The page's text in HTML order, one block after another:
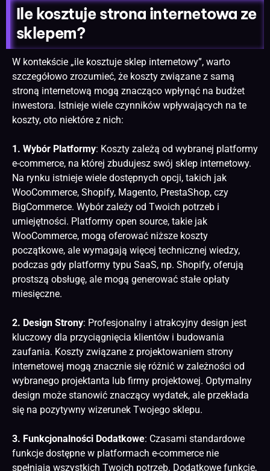
Ile kosztuje strona internetowa ze
sklepem?
W kontekście „ile kosztuje sklep internetowy”, warto
szczegółowo zrozumieć, że koszty związane z samą
stroną internetową mogą znacząco wpłynąć na budżet
inwestora. Istnieje wiele czynników wpływających na te
koszty, oto niektóre z nich:
1. Wybór Platformy: Koszty zależą od wybranej platformy
e-commerce, na której zbudujesz swój sklep internetowy.
Na rynku istnieje wiele dostępnych opcji, takich jak
WooCommerce, Shopify, Magento, PrestaShop, czy
BigCommerce. Wybór zależy od Twoich potrzeb i
umiejętności. Platformy open source, takie jak
WooCommerce, mogą oferować niższe koszty
początkowe, ale wymagają więcej technicznej wiedzy,
podczas gdy platformy typu SaaS, np. Shopify, oferują
prostszą obsługę, ale mogą generować stałe opłaty
miesięczne.
2. Design Strony: Profesjonalny i atrakcyjny design jest
kluczowy dla przyciągnięcia klientów i budowania
zaufania. Koszty związane z projektowaniem strony
internetowej mogą znacznie się różnić w zależności od
wybranego projektanta lub firmy projektowej. Optymalny
design może stanowić znaczący wydatek, ale przekłada
się na pozytywny wizerunek Twojego sklepu.
3. Funkcjonalności Dodatkowe: Czasami standardowe
funkcje dostępne w platformach e-commerce nie
spełniają wszystkich Twoich potrzeb. Dodatkowe funkcje,